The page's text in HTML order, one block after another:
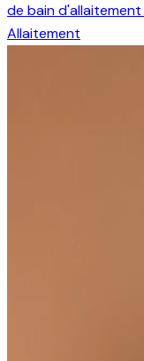
de bain d'allaitement
Allaitement